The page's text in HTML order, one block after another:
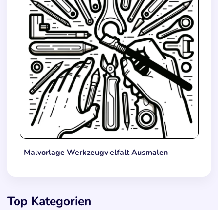
Malvorlage Werkzeugvielfalt Ausmalen
Top Kategorien